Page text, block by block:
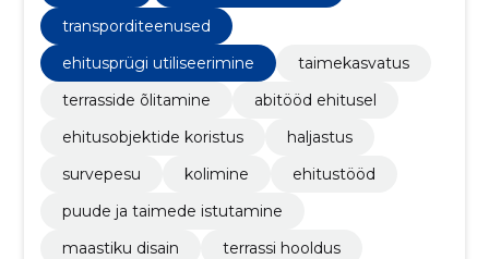
transporditeenused
ehitusprügi utiliseerimine
taimekasvatus
terrasside õlitamine
abitööd ehitusel
ehitusobjektide koristus
haljastus
survepesu
kolimine
ehitustööd
puude ja taimede istutamine
maastiku disain
terrassi hooldus